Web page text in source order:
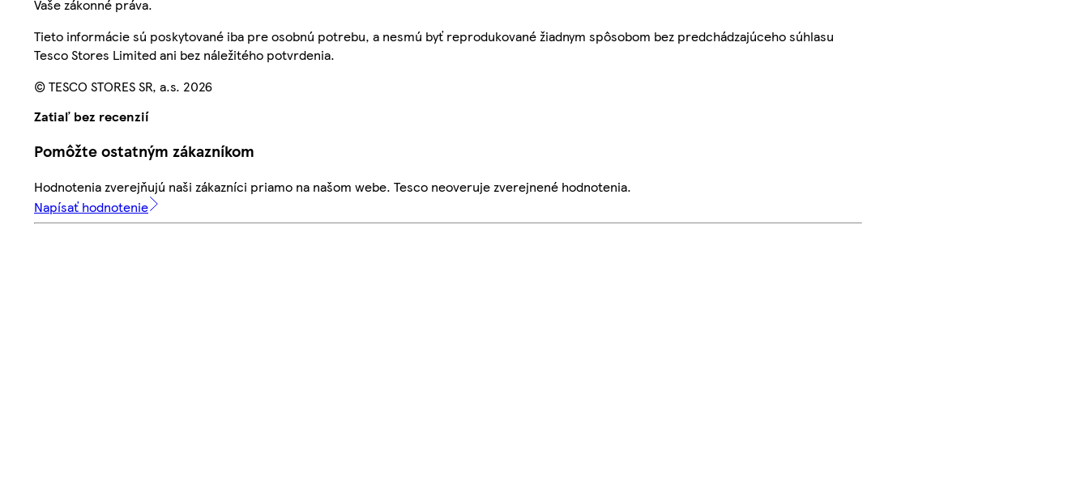
Vaše zákonné práva.
Tieto informácie sú poskytované iba pre osobnú potrebu, a nesmú byť reprodukované žiadnym spôsobom bez predchádzajúceho súhlasu
Tesco Stores Limited ani bez náležitého potvrdenia.
© TESCO STORES SR, a.s. 2026
Zatiaľ bez recenzií
Pomôžte ostatným zákazníkom
Hodnotenia zverejňujú naši zákazníci priamo na našom webe. Tesco neoveruje zverejnené hodnotenia.
Napísať hodnotenie